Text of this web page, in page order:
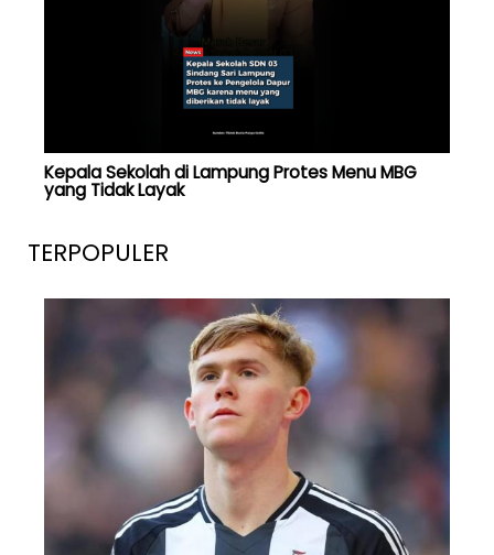
Kepala Sekolah di Lampung Protes Menu MBG
yang Tidak Layak
TERPOPULER